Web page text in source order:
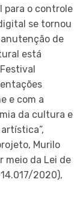
para o controle
se tornou
de
está
e com a
da cultura e
Murilo
meio da Lei de
2020),